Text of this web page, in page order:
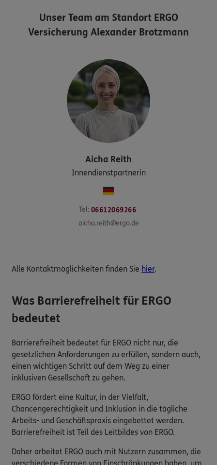
Unser Team am StandortERGO
Versicherung Alexander Brotzmann
Aicha Reith
Innendienstpartnerin
Tel: 06612069266
aicha.reith@ergo.de
Alle Kontaktmöglichkeiten finden Sie hier.
Was Barrierefreiheit für ERGO
bedeutet
Barrierefreiheit bedeutet für ERGO nicht nur, die
gesetzlichen Anforderungen zu erfüllen, sondern auch,
einen wichtigen Schritt auf dem Weg zu einer
inklusiven Gesellschaft zu gehen.
ERGO fördert eine Kultur, in der Vielfalt,
Chancengerechtigkeit und Inklusion in die tägliche
Arbeits- und Geschäftspraxis eingebettet werden.
Barrierefreiheit ist Teil des Leitbildes von ERGO.
Daher arbeitet ERGO auch mit Nutzern zusammen, die